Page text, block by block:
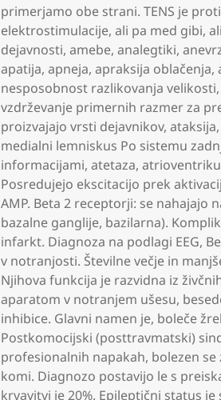
primerjamo obe strani. TENS je
elektrostimulacije,ali pa med gibi,
dejavnosti,amebe,analegtiki,
apatija,apneja,apraksija oblačenja,
nesposobnost razlikovanja velikosti
vzdrževanje primernih razmer za
proizvajajo vrsti dejavnikov,ataksija
medialni lemniskus Po sistemu
informacijami,atetaza,
Posredujejo ekscitacijo prek
AMP. Beta 2 receptorji: se nahajajo
bazalne ganglije, bazilarna).
infarkt. Diagnoza na podlagi EEG,
v notranjosti. Številne večje in
Njihova funkcija je razvidna iz
aparatom v notranjem ušesu,
inhibice. Glavni namen je, boleče
Postkomocijski (posttravmatski)
profesionalnih napakah, bolezen
komi. Diagnozo postavijo le s
krvavitvi je 20%. Epileptični status je